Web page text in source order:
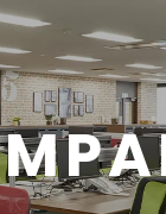
商品・サービス
『＜MELIO
～ゆるやか
商品・サービス
2026年９月
（150KB
決算短信
2026年9月
公益財団法
公益財団
ラジオ
ABCラジオ
雑誌・書籍
雑誌「